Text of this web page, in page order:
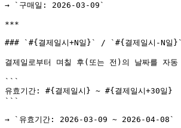
→ `구매일: 2026-03-09`
***
### `#{결제일시+N일}` / `#{결제일시-N일}`
결제일로부터 며칠 후(또는 전)의 날짜를 자동
```
유효기간: #{결제일시} ~ #{결제일시+30일}
```
→ `유효기간: 2026-03-09 ~ 2026-04-08`